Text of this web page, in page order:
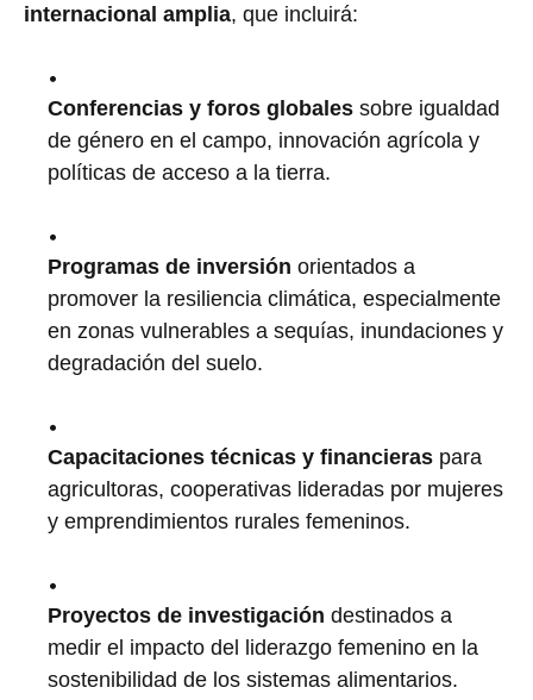
internacional amplia, que incluirá:
Conferencias y foros globales sobre igualdad
de género en el campo, innovación agrícola y
políticas de acceso a la tierra.
Programas de inversión orientados a
promover la resiliencia climática, especialmente
en zonas vulnerables a sequías, inundaciones y
degradación del suelo.
Capacitaciones técnicas y financieras para
agricultoras, cooperativas lideradas por mujeres
y emprendimientos rurales femeninos.
Proyectos de investigación destinados a
medir el impacto del liderazgo femenino en la
sostenibilidad de los sistemas alimentarios.